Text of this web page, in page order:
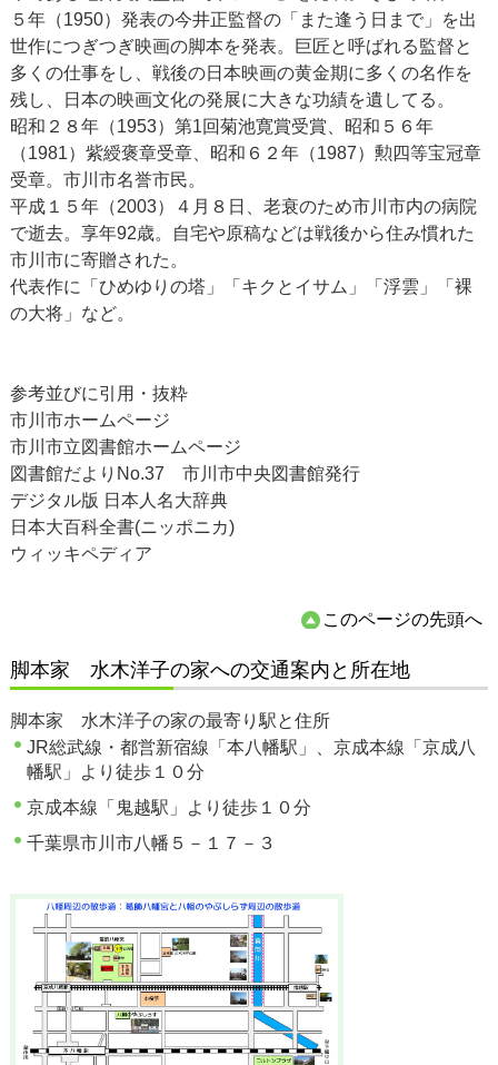
５年（1950）発表の今井正監督の「また逢う日まで」を出
世作につぎつぎ映画の脚本を発表。巨匠と呼ばれる監督と
多くの仕事をし、戦後の日本映画の黄金期に多くの名作を
残し、日本の映画文化の発展に大きな功績を遺してる。
昭和２８年（1953）第1回菊池寛賞受賞、昭和５６年
（1981）紫綬褒章受章、昭和６２年（1987）勲四等宝冠章
受章。市川市名誉市民。
平成１５年（2003）４月８日、老衰のため市川市内の病院
で逝去。享年92歳。自宅や原稿などは戦後から住み慣れた
市川市に寄贈された。
代表作に「ひめゆりの塔」「キクとイサム」「浮雲」「裸
の大将」など。
参考並びに引用・抜粋
市川市ホームページ
市川市立図書館ホームページ
図書館だよりNo.37 市川市中央図書館発行
デジタル版 日本人名大辞典
日本大百科全書(ニッポニカ)
ウィッキペディア
このページの先頭へ
脚本家 水木洋子の家への交通案内と所在地
脚本家 水木洋子の家の最寄り駅と住所
JR総武線・都営新宿線「本八幡駅」、京成本線「京成八
幡駅」より徒歩１０分
京成本線「鬼越駅」より徒歩１０分
千葉県市川市八幡５－１７－３